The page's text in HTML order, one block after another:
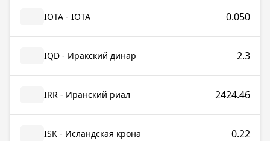
IOTA - IOTA 0.050
IQD - Иракский динар 2.3
IRR - Иранский риал 2424.46
ISK - Исландская крона 0.22